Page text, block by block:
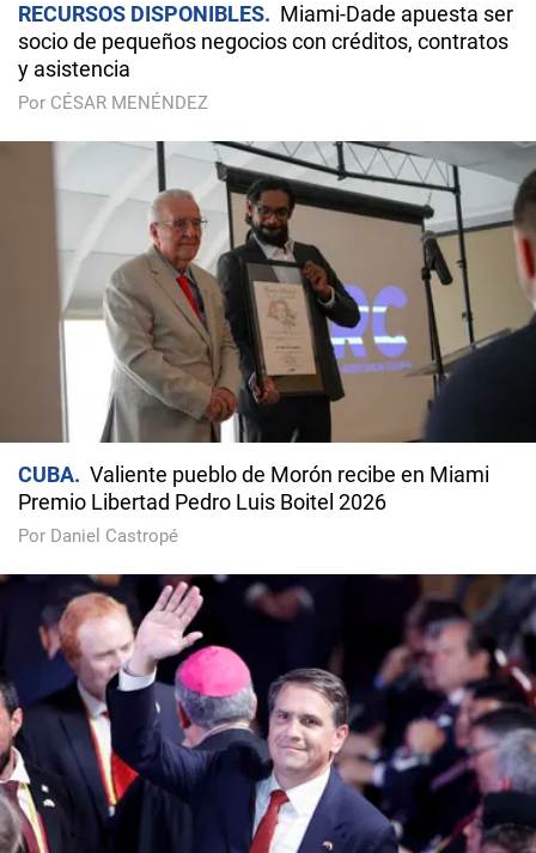
RECURSOS DISPONIBLES
Miami-Dade apuesta ser
socio de pequeños negocios con créditos, contratos
y asistencia
Por CÉSAR MENÉNDEZ
CUBA
Valiente pueblo de Morón recibe en Miami
Premio Libertad Pedro Luis Boitel 2026
Por Daniel Castropé